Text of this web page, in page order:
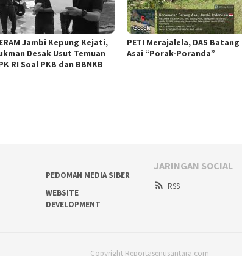
Jambi Kepung Kejati,
Desak Usut Temuan
RI Soal PKB dan BBNKB
PETI Merajalela, DAS Batang
Asai “Porak-Poranda”
PEDOMAN MEDIA SIBER
WEBSITE
DEVELOPMENT
JARINGAN SOCIAL
RSS
Copyright Reportasenusantara.com